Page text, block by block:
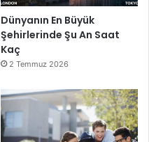
Dünyanın En Büyük
Şehirlerinde Şu An Saat
Kaç
2 Temmuz 2026